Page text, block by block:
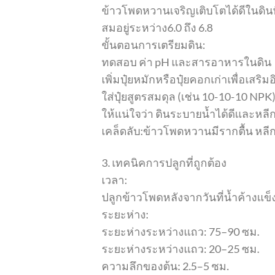
ข้าวโพดหวานเจริญเติบโตได้ดีใน
สมอยู่ระหว่าง6.0 ถึง 6.8
ขั้นตอนการเตรียมดิน:
ทดสอบ ค่า pH และสารอาหารในดิน
เพิ่มปุ๋ยหมักหรือปุ๋ยคอกเก่าเพื่อเสริ
ใส่ปุ๋ยสูตรสมดุล (เช่น 10-10-10
ให้แน่ใจว่า ดินระบายน้ำได้ดีและห
เคล็ดลับ:ข้าวโพดหวานมีรากตื้น หลี
3. เทคนิคการปลูกที่ถูกต้อง
เวลา:
ปลูกข้าวโพดหลังจากวันที่น้ำค้างแข็
ระยะห่าง:
ระยะห่างระหว่างแถว: 75–90 ซม.
ระยะห่างระหว่างแถว: 20–25 ซม.
ความลึกของต้น: 2.5–5 ซม.